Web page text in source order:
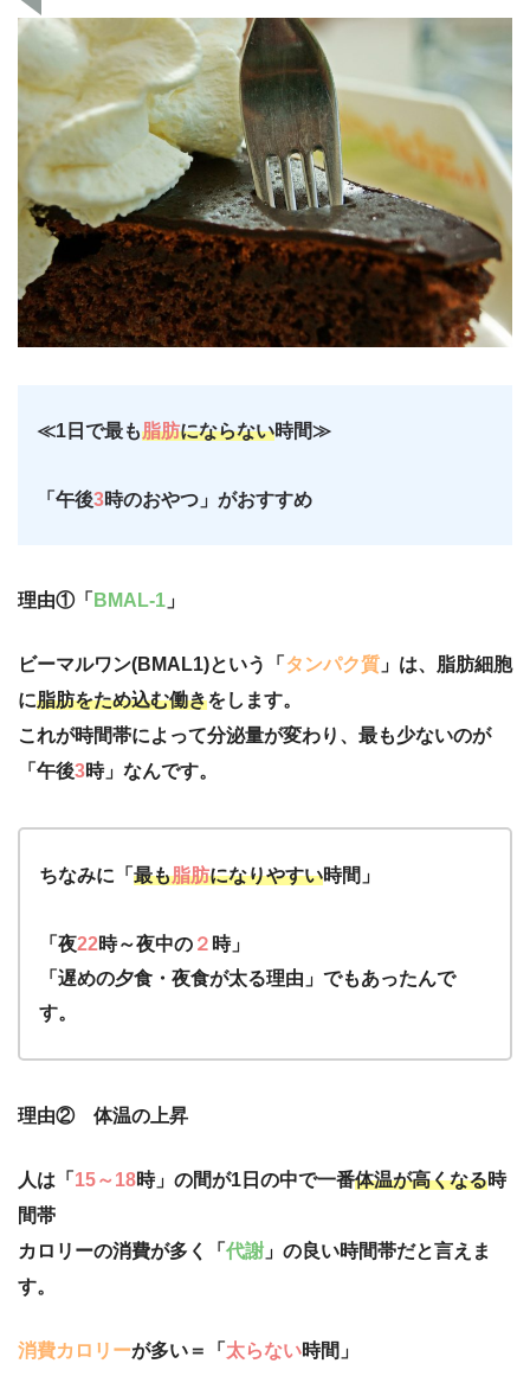
≪1日で最も脂肪にならない時間≫
「午後3時のおやつ」がおすすめ
理由①「 BMAL-1 」
ビーマルワン(BMAL1)という「 タンパク質 」は、脂肪細胞
に脂肪をため込む働きをします。
これが時間帯によって分泌量が変わり、最も少ないのが
「午後3時」なんです。
ちなみに「 最も脂肪になりやすい時間」
「夜22時～夜中の ２ 時」
「遅めの夕食・夜食が太る理由」でもあったんで
す。
理由② 体温の上昇
人は「 15～18時」の間が1日の中で一番体温が高くなる時
間帯
カロリーの消費が多く「 代謝 」の良い時間帯だと言えま
す。
消費カロリーが多い＝「 太らない時間」